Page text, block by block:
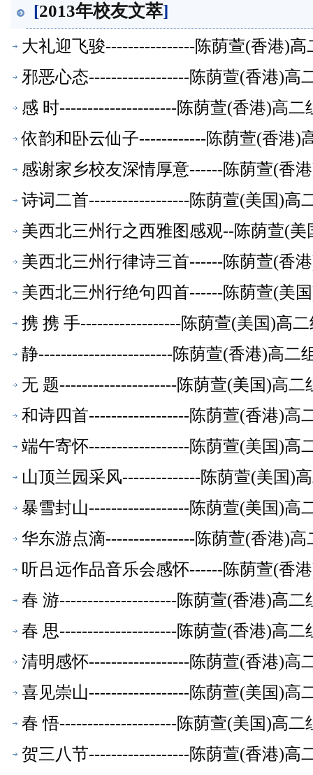
[2013年校友文萃]
大礼迎飞骏----------------陈荫萱(香港)高
邪恶心态------------------陈荫萱(香港)高
感 时---------------------陈荫萱(香港)高二
依韵和卧云仙子------------陈荫萱(香港)
感谢家乡校友深情厚意------陈荫萱(香
诗词二首------------------陈荫萱(美国)高
美西北三州行之西雅图感观--陈荫萱(
美西北三州行律诗三首------陈荫萱(香
美西北三州行绝句四首------陈荫萱(美
携 携 手------------------陈荫萱(美国)高
静------------------------陈荫萱(香港)高二
无 题---------------------陈荫萱(美国)高二
和诗四首------------------陈荫萱(香港)高
端午寄怀------------------陈荫萱(美国)高
山顶兰园采风--------------陈荫萱(美国)
暴雪封山------------------陈荫萱(美国)高
华东游点滴----------------陈荫萱(香港)高
听吕远作品音乐会感怀------陈荫萱(香
春 游---------------------陈荫萱(香港)高二
春 思---------------------陈荫萱(香港)高二
清明感怀------------------陈荫萱(香港)高
喜见崇山------------------陈荫萱(美国)高
春 悟---------------------陈荫萱(美国)高二
贺三八节------------------陈荫萱(香港)高